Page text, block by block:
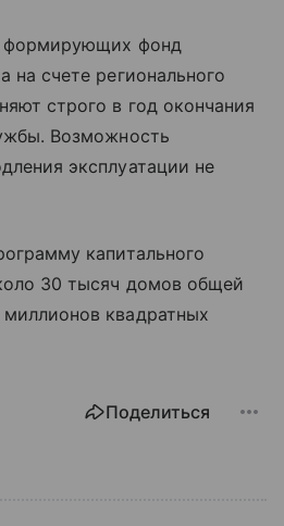
формирующих фонд
на счете регионального
строго в год окончания
Возможность
эксплуатации не
капитального
30 тысяч домов общей
квадратных
Поделиться